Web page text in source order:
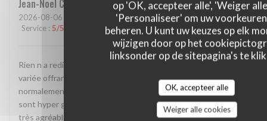
op 'OK, accepteer alle', 'Weiger
'Personaliseer' om uw
beheren. U kunt uw keuzes op elk
wijzigen door op het
linksonder op de sitepagina's te
OK, accepteer alle
Weiger alle cookies
Jean-Noel C
2026-08-06 - 12:30 - Gasten 5
Service : 5/5 :4/5 Keuken : 4/5 Kwaliteit / Prijs : 5/5
Rien n a redire. La cadre est vraiment atypique. Une carte
variée offrant des plats très différents permettant
normalement a chacun de trouver son bonheur. Les desserts
sont hyper genereux. Service rapide et surtout 2 personnes
très agréables. On va devoir revenir car nous avons pu profité